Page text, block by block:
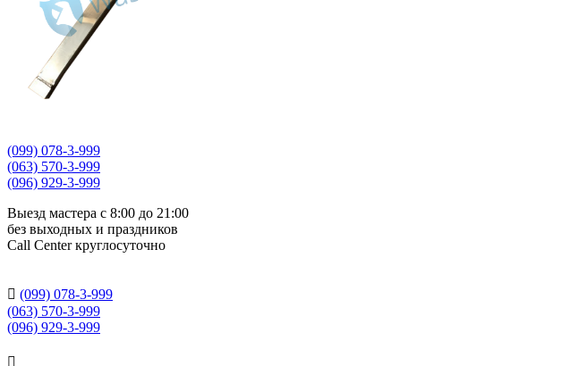
(099) 078-3-999
(063) 570-3-999
(096) 929-3-999
Выезд мастера с 8:00 до 21:00
без выходных и праздников
Сall Сenter круглосуточно
 (099) 078-3-999
(063) 570-3-999
(096) 929-3-999
